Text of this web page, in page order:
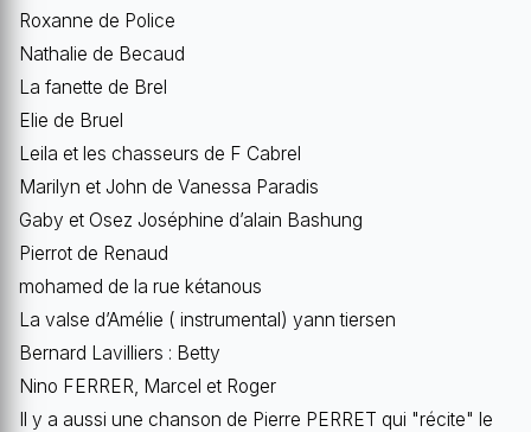
Roxanne de Police
Nathalie de Becaud
La fanette de Brel
Elie de Bruel
Leila et les chasseurs de F Cabrel
Marilyn et John de Vanessa Paradis
Gaby et Osez Joséphine d’alain Bashung
Pierrot de Renaud
mohamed de la rue kétanous
La valse d’Amélie ( instrumental) yann tiersen
Bernard Lavilliers : Betty
Nino FERRER, Marcel et Roger
Il y a aussi une chanson de Pierre PERRET qui "récite" le